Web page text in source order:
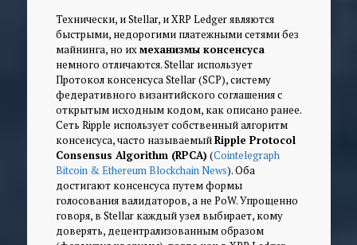
Технически, и Stellar, и XRP Ledger являются
быстрыми, недорогими платежными сетями без
майнинга, но ихмеханизмы консенсуса
немного отличаются. Stellar использует
Протокол консенсуса Stellar (SCP), систему
федеративного византийского соглашения с
открытым исходным кодом, как описано ранее.
Сеть Ripple использует собственный алгоритм
консенсуса, часто называемыйRipple Protocol
Consensus Algorithm (RPCA) (Cointelegraph
Bitcoin & Ethereum Blockchain News). Оба
достигают консенсуса путем формы
голосования валидаторов, а не PoW. Упрощенно
говоря, в Stellar каждый узел выбирает, кому
доверять, децентрализованным образом